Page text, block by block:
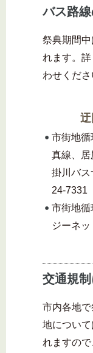
バス路
祭典期間
れます。
わせくださ
迂
市街地循
真線、居
掛川バス
24-7331
市街地循
ジーネ
交通規
市内各地
地につい
れますの